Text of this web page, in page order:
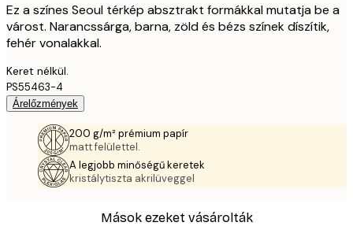
Ez a színes Seoul térkép absztrakt formákkal mutatja be a
várost. Narancssárga, barna, zöld és bézs színek díszítik,
fehér vonalakkal.
Keret nélkül.
PS55463-4
Árelőzmények
200 g/m² prémium papír
matt felülettel.
A legjobb minőségű keretek
kristálytiszta akrilüveggel
Mások ezeket vásárolták